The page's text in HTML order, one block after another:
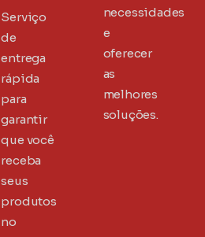
Serviço
de
entrega
rápida
para
garantir
que você
receba
seus
produtos
no
necessidades
e
oferecer
as
melhores
soluções.